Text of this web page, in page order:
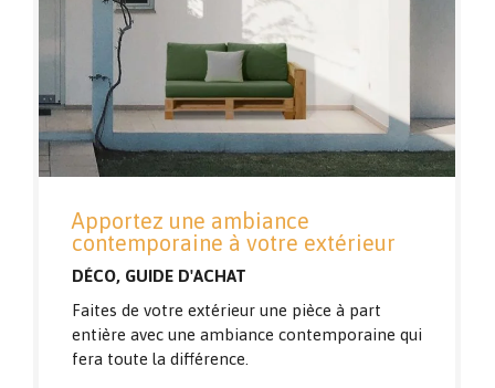
Apportez une ambiance
contemporaine à votre extérieur
DÉCO, GUIDE D'ACHAT
Faites de votre extérieur une pièce à part
entière avec une ambiance contemporaine qui
fera toute la différence.